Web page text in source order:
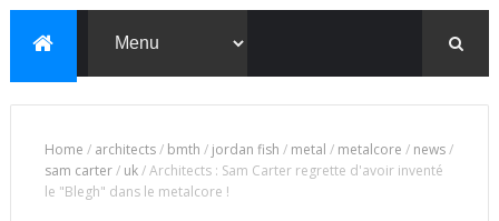
Home / architects/ bmth / jordan fish / metal / metalcore / news/
sam carter/ uk/Architects : Sam Carter regrette d'avoir inventé
le "Blegh" dans le metalcore !